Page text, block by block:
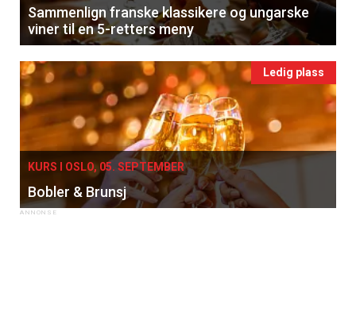
Sammenlign franske klassikere og ungarske
viner til en 5-retters meny
Ledig plass
KURS I OSLO, 05. SEPTEMBER
Bobler & Brunsj